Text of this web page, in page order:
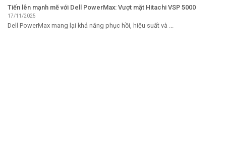
Tiến lên mạnh mẽ với Dell PowerMax: Vượt mặt Hitachi VSP 5000
17/11/2025
Dell PowerMax mang lại khả năng phục hồi, hiệu suất và ...